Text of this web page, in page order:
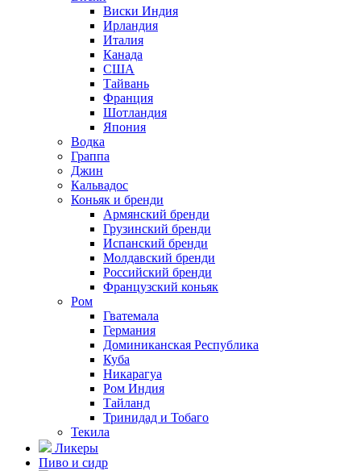
Виски Индия
Ирландия
Италия
Канада
США
Тайвань
Франция
Шотландия
Япония
Водка
Граппа
Джин
Кальвадос
Коньяк и бренди
Армянский бренди
Грузинский бренди
Испанский бренди
Молдавский бренди
Российский бренди
Французский коньяк
Ром
Гватемала
Германия
Доминиканская Республика
Куба
Никарагуа
Ром Индия
Тайланд
Тринидад и Тобаго
Текила
Ликеры
Пиво и сидр